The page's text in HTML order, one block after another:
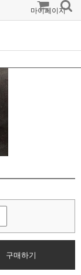
마이페이지
구매하기